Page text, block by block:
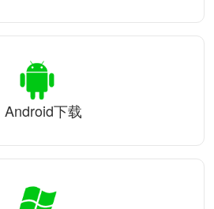
Android下载